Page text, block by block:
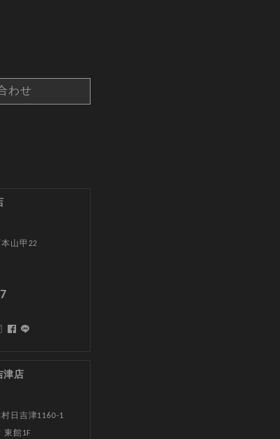
わせ
山甲22
津店
日吉津1160-1
東館1F